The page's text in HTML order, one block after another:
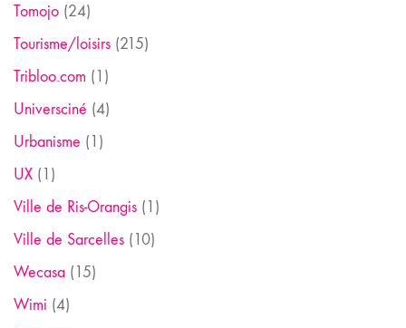
Tomojo (24)
Tourisme/loisirs (215)
Tribloo.com (1)
Universciné (4)
Urbanisme (1)
UX (1)
Ville de Ris-Orangis (1)
Ville de Sarcelles (10)
Wecasa (15)
Wimi (4)